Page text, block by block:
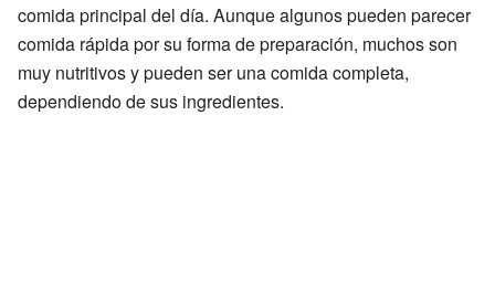
comida principal del día. Aunque algunos pueden parecer
comida rápida por su forma de preparación, muchos son
muy nutritivos y pueden ser una comida completa,
dependiendo de sus ingredientes.